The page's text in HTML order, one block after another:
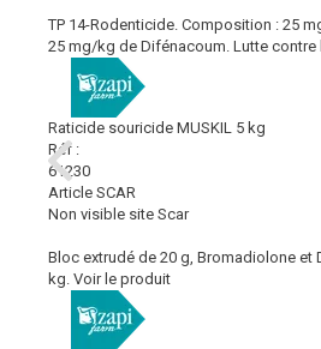
TP 14-Rodenticide. Composition : 25
25 mg/kg de Difénacoum. Lutte contre
Raticide souricide MUSKIL 5 kg
Réf :
61230
Article SCAR
Non visible site Scar
Bloc extrudé de 20 g, Bromadiolone et
kg. Voir le produit